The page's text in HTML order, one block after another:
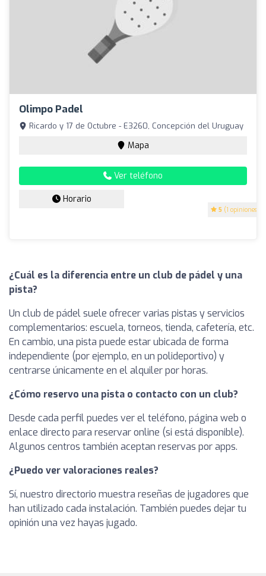
Olimpo Padel
5 (1 opiniones)
Ricardo y 17 de Octubre - E3260, Concepción del Uruguay
Mapa
Ver teléfono
Horario
¿Cuál es la diferencia entre un club de pádel y una
pista?
Un club de pádel suele ofrecer varias pistas y servicios
complementarios: escuela, torneos, tienda, cafetería, etc.
En cambio, una pista puede estar ubicada de forma
independiente (por ejemplo, en un polideportivo) y
centrarse únicamente en el alquiler por horas.
¿Cómo reservo una pista o contacto con un club?
Desde cada perfil puedes ver el teléfono, página web o
enlace directo para reservar online (si está disponible).
Algunos centros también aceptan reservas por apps.
¿Puedo ver valoraciones reales?
Sí, nuestro directorio muestra reseñas de jugadores que
han utilizado cada instalación. También puedes dejar tu
opinión una vez hayas jugado.